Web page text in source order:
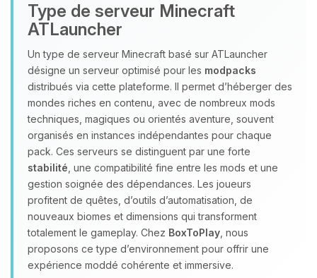
Type de serveur Minecraft
ATLauncher
Un type de serveur Minecraft basé sur ATLauncher
désigne un serveur optimisé pour les modpacks
distribués via cette plateforme. Il permet d’héberger des
mondes riches en contenu, avec de nombreux mods
techniques, magiques ou orientés aventure, souvent
organisés en instances indépendantes pour chaque
pack. Ces serveurs se distinguent par une forte
stabilité , une compatibilité fine entre les mods et une
gestion soignée des dépendances. Les joueurs
profitent de quêtes, d’outils d’automatisation, de
nouveaux biomes et dimensions qui transforment
totalement le gameplay. Chez BoxToPlay , nous
proposons ce type d’environnement pour offrir une
expérience moddé cohérente et immersive.
Youpi, enfin quelqu’un pour me
parler ! Moi c’est Choupy, ton petit
assistant BoxToPlay. Dis-moi ce dont
tu as besoin et je vais remuer mes
petits circuits pour t’aider.
08/08/2026 à 08:31